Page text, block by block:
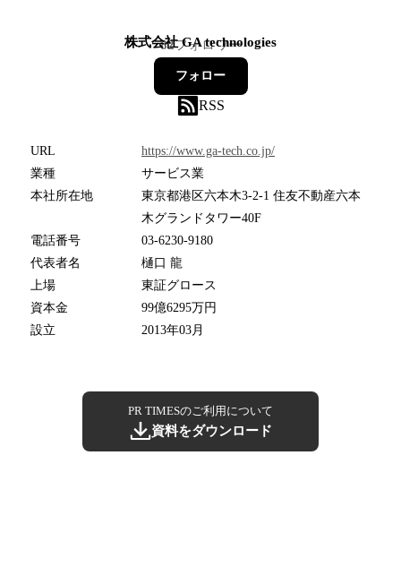
株式会社 GA technologies
82フォロワー
フォロー
RSS
URL
https://www.ga-tech.co.jp/
業種
サービス業
本社所在地
東京都港区六本木3-2-1 住友不動産六本
木グランドタワー40F
電話番号
03-6230-9180
代表者名
樋口 龍
上場
東証グロース
資本金
99億6295万円
設立
2013年03月
PR TIMESのご利用について
資料をダウンロード